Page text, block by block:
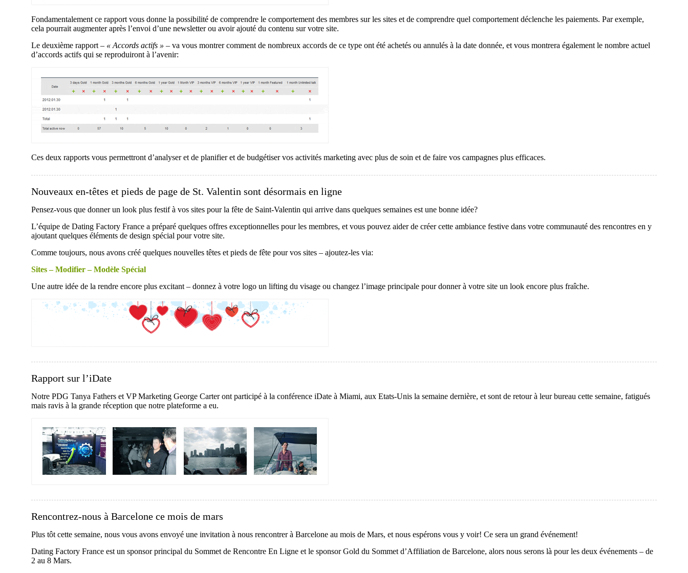
Fondamentalement ce rapport vous donne la possibilité de comprendre le comportement des membres sur les sites et de comprendre quel comportement déclenche les paiements. Par exemple,
cela pourrait augmenter après l’envoi d’une newsletter ou avoir ajouté du contenu sur votre site.
Le deuxième rapport – « Accords actifs » – va vous montrer comment de nombreux accords de ce type ont été achetés ou annulés à la date donnée, et vous montrera également le nombre actuel
d’accords actifs qui se reproduiront à l’avenir:
Ces deux rapports vous permettront d’analyser et de planifier et de budgétiser vos activités marketing avec plus de soin et de faire vos campagnes plus efficaces.
Nouveaux en-têtes et pieds de page de St. Valentin sont désormais en ligne
Pensez-vous que donner un look plus festif à vos sites pour la fête de Saint-Valentin qui arrive dans quelques semaines est une bonne idée?
L’équipe de Dating Factory France a préparé quelques offres exceptionnelles pour les membres, et vous pouvez aider de créer cette ambiance festive dans votre communauté des rencontres en y
ajoutant quelques éléments de design spécial pour votre site.
Comme toujours, nous avons créé quelques nouvelles têtes et pieds de fête pour vos sites – ajoutez-les via:
Sites – Modifier – Modèle Spécial
Une autre idée de la rendre encore plus excitant – donnez à votre logo un lifting du visage ou changez l’image principale pour donner à votre site un look encore plus fraîche.
Rapport sur l’iDate
Notre PDG Tanya Fathers et VP Marketing George Carter ont participé à la conférence iDate à Miami, aux Etats-Unis la semaine dernière, et sont de retour à leur bureau cette semaine, fatigués
mais ravis à la grande réception que notre plateforme a eu.
Rencontrez-nous à Barcelone ce mois de mars
Plus tôt cette semaine, nous vous avons envoyé une invitation à nous rencontrer à Barcelone au mois de Mars, et nous espérons vous y voir! Ce sera un grand événement!
Dating Factory France est un sponsor principal du Sommet de Rencontre En Ligne et le sponsor Gold du Sommet d’Affiliation de Barcelone, alors nous serons là pour les deux événements – de
2 au 8 Mars.